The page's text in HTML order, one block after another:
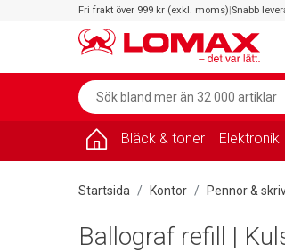
Fri frakt över 999 kr (exkl. moms)|Snabb
Bläck & toner Elektronik
Startsida Kontor Pennor &
Ballograf refill |